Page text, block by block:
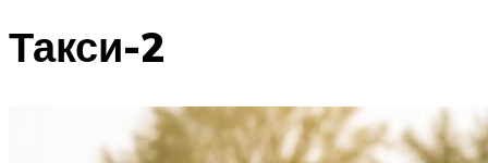
Такси-2